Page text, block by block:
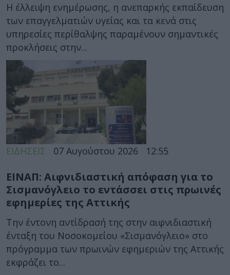
Η έλλειψη ενημέρωσης, η ανεπαρκής εκπαίδευση
των επαγγελματιών υγείας και τα κενά στις
υπηρεσίες περίθαλψης παραμένουν σημαντικές
προκλήσεις στην...
ΕΙΔΗΣΕΙΣ 07 Αυγούστου 2026 12:55
ΕΙΝΑΠ: Αιφνιδιαστική απόφαση για το
Σισμανόγλειο το εντάσσει στις πρωινές
εφημερίες της Αττικής
Την έντονη αντίδρασή της στην αιφνιδιαστική
ένταξη του Νοσοκομείου «Σισμανόγλειο» στο
πρόγραμμα των πρωινών εφημεριών της Αττικής
εκφράζει το...